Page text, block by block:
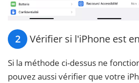
2 Vérifier si l'iPhone est
Si la méthode ci-dessus ne
pouvez aussi vérifier que votre